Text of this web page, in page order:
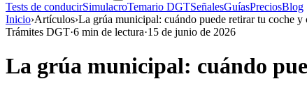
Tests de conducirSimulacroTemario DGTSeñalesGuíasPreciosBlog
Inicio›Artículos›La grúa municipal: cuándo puede retirar tu coche y
Trámites DGT·6 min de lectura·15 de junio de 2026
La grúa municipal: cuándo